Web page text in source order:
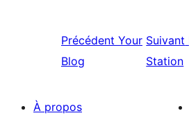
Précédent Your
Blog
Suivant
Station
À propos